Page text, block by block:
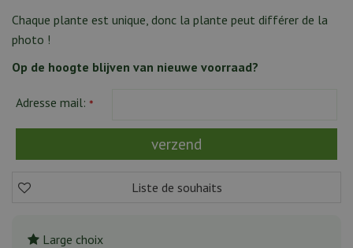
Chaque plante est unique, donc la plante peut différer de la
photo !
Op de hoogte blijven van nieuwe voorraad?
Adresse mail: *
Large choix